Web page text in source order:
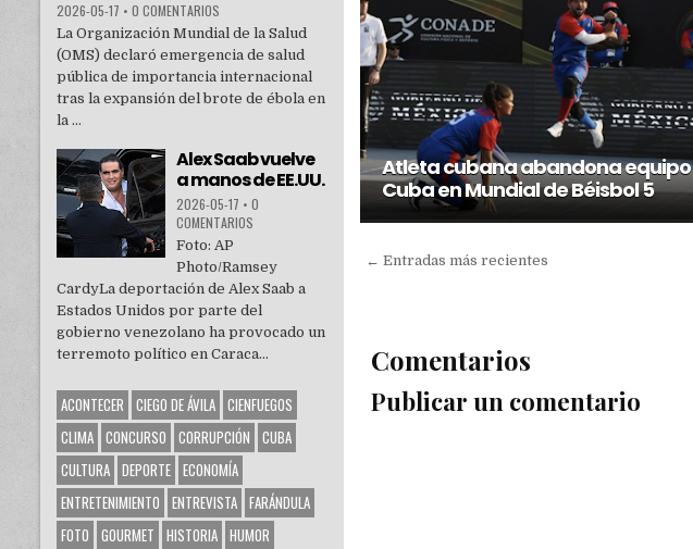
Atleta cubana abandona equipo
Cuba en Mundial de Béisbol 5
← Entradas más recientes
Comentarios
Publicar un comentario
2026-05-17 • 0 COMENTARIOS
La Organización Mundial de la Salud
(OMS) declaró emergencia de salud
pública de importancia internacional
tras la expansión del brote de ébola en
la ...
Alex Saab vuelve
a manos de EE.UU.
2026-05-17 • 0
COMENTARIOS
Foto: AP
Photo/Ramsey
CardyLa deportación de Alex Saab a
Estados Unidos por parte del
gobierno venezolano ha provocado un
terremoto político en Caraca...
ACONTECER CIEGO DE ÁVILA CIENFUEGOS
CLIMA CONCURSO CORRUPCIÓN CUBA
CULTURA DEPORTE ECONOMÍA
ENTRETENIMIENTO ENTREVISTA FARÁNDULA
FOTO GOURMET HISTORIA HUMOR